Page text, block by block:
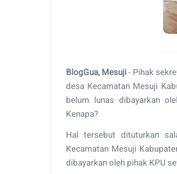
BlogGua, Mesuji - Pihak
desa Kecamatan Mesuji
belum lunas dibayarkan
Kenapa?
Hal tersebut dituturkan
Kecamatan Mesuji
dibayarkan oleh pihak KPU